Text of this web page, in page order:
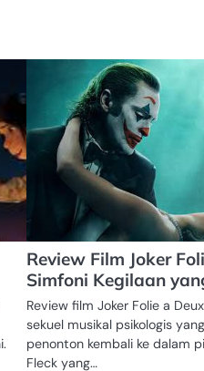
Review Film Joker
Simfoni Kegilaan
Review film Joker Folie a
sekuel musikal psikologis
penonton kembali ke dalam
Fleck yang…